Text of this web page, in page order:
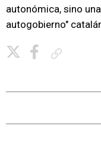
autonómica, sino
autogobierno"